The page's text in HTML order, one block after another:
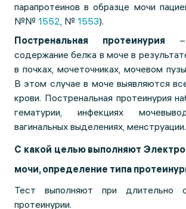
парапротеинов в образце мочи
№№ 1552, № 1553).
Постренальная протеинурия –
содержание белка в моче в
в почках, мочеточниках, мочевом
В этом случае в моче выявляются
крови. Постренальная протеинурия
гематурии, инфекциях
вагинальных выделениях, менструации.
С какой целью выполняют
мочи, определение типа
Тест выполняют при длительно
протеинурии.